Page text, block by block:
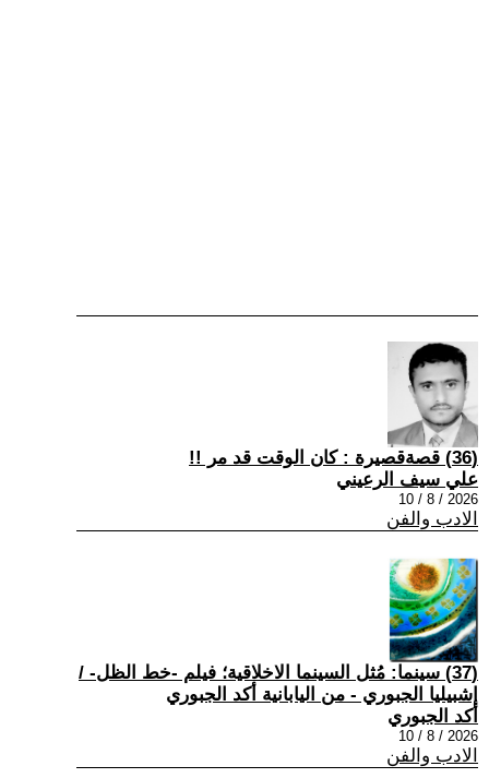
(36) قصةقصيرة : كان الوقت قد مر !!
علي سيف الرعيني
2026 / 8 / 10
الادب والفن
(37) سينما: مُثل السينما الاخلاقية؛ فيلم -خط الظل- /
إشبيليا الجبوري - من اليابانية أكد الجبوري
أكد الجبوري
2026 / 8 / 10
الادب والفن